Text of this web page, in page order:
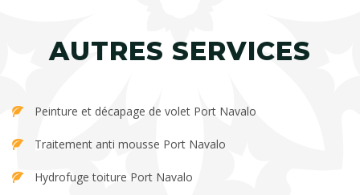
AUTRES SERVICES
Peinture et décapage de volet Port Navalo
Traitement anti mousse Port Navalo
Hydrofuge toiture Port Navalo